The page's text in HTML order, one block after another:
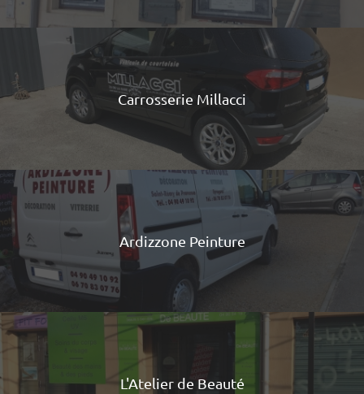
Carrosserie Millacci
Ardizzone Peinture
L'Atelier de Beauté